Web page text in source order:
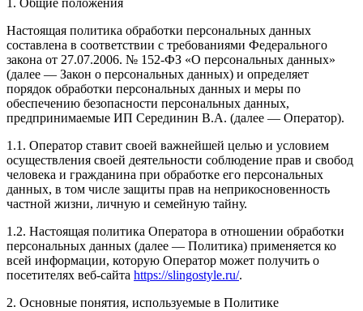
1. Общие положения
Настоящая политика обработки персональных данных
составлена в соответствии с требованиями Федерального
закона от 27.07.2006. № 152-ФЗ «О персональных данных»
(далее — Закон о персональных данных) и определяет
порядок обработки персональных данных и меры по
обеспечению безопасности персональных данных,
предпринимаемые ИП Серединин В.А. (далее — Оператор).
1.1. Оператор ставит своей важнейшей целью и условием
осуществления своей деятельности соблюдение прав и свобод
человека и гражданина при обработке его персональных
данных, в том числе защиты прав на неприкосновенность
частной жизни, личную и семейную тайну.
1.2. Настоящая политика Оператора в отношении обработки
персональных данных (далее — Политика) применяется ко
всей информации, которую Оператор может получить о
посетителях веб-сайта https://slingostyle.ru/.
2. Основные понятия, используемые в Политике